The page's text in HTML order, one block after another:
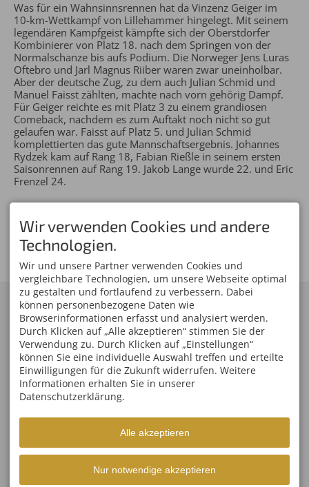
Was für ein Wahnsinnsrennen hat da Vinzenz Geiger im
10-km-Wettkampf von Lillehammer hingelegt. Mit seinem
legendären Kampfgeist kämpfte sich der Oberstdorfer
Kombinierer von Platz 18. nach dem Springen von der
Normalschanze bis aufs Podium. Die Norweger Jens Luras
Oftebro und Jarl Magnus Riiber waren zwar uneinholbar.
Aber der deutsche Zug, zu dem auch Julian Schmid und
Manuel Faisst zählten, machte nach vorn gehörig Dampf.
Für Geiger reichte es mit Platz 3 zu einem grandiosen
Comeback, nachdem es zum Auftakt noch nicht so gut
gelaufen war. Faisst auf Platz 5. und Julian Schmid
komplettierten das gute Mannschaftsergebnis. Johannes
Rydzek kam auf Rang 18, Fabian Rießle in seinem ersten
Saisonrennen auf Rang 19. Jakob Lange wurde 22. und Eric
Frenzel 24.
KONTAKT
Skiclub Oberstdorf
Veranstaltungs GmbH
Am Faltenbach 27
87561 Oberstdorf
DEUTSCHLAND
Tel.+49 8322 809 03 00
Fax +49 8322 809 03 01
info@nordic-oberstdorf.de
SERVICE
Organisationskomitee
Partner/ Sponsoren
Tickets
Anfahrt
WELTCUPS
Vierschanzentournee
FIS Weltcup Skispringen
FIS Weltcup Skifliegen
FIS Langlauf Weltcup
Instagram
Wir verwenden Cookies und andere
Technologien.
Wir und unsere Partner verwenden Cookies und
vergleichbare Technologien, um unsere Webseite optimal
zu gestalten und fortlaufend zu verbessern. Dabei
können personenbezogene Daten wie
Browserinformationen erfasst und analysiert werden.
Durch Klicken auf „Alle akzeptieren“ stimmen Sie der
Verwendung zu. Durch Klicken auf „Einstellungen“
können Sie eine individuelle Auswahl treffen und erteilte
Einwilligungen für die Zukunft widerrufen. Weitere
Informationen erhalten Sie in unserer
Datenschutzerklärung.
Alle akzeptieren
Nur notwendige akzeptieren